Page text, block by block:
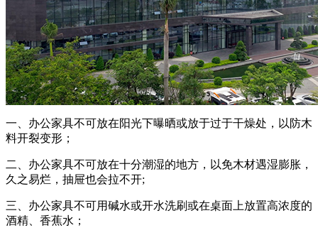
一、办公家具不可放在阳光下曝晒或放于过于干燥处，以防木
料开裂变形；
二、办公家具不可放在十分潮湿的地方，以免木材遇湿膨胀，
久之易烂，抽屉也会拉不开;
三、办公家具不可用碱水或开水洗刷或在桌面上放置高浓度的
酒精、香蕉水；